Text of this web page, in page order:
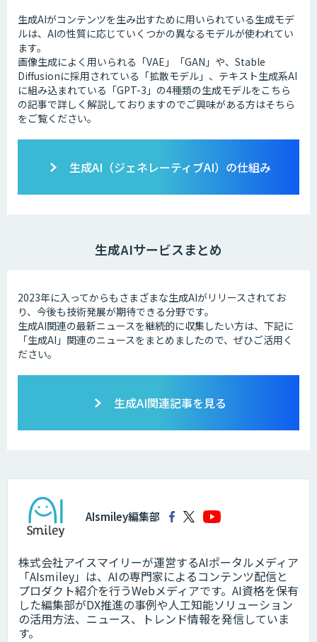
生成AIがコンテンツを生み出すために用いられている生成モデ
ルは、AIの性質に応じていくつかの異なるモデルが使われてい
ます。
画像生成によく用いられる「VAE」「GAN」や、Stable
Diffusionに採用されている「拡散モデル」、テキスト生成系AI
に組み込まれている「GPT-3」の4種類の生成モデルをこちら
の記事で詳しく解説しておりますのでご興味がある方はそちら
をご覧ください。
生成AI（ジェネレーティブAI）の仕組み
生成AIサービスまとめ
2023年に入ってからもさまざまな生成AIがリリースされてお
り、今後も技術発展が期待できる分野です。
生成AI関連の最新ニュースを継続的に収集したい方は、下記に
「生成AI」関連のニュースをまとめましたので、ぜひご活用く
ださい。
生成AI関連記事を見る
AIsmiley編集部
株式会社アイスマイリーが運営するAIポータルメディア
「AIsmiley」は、AIの専門家によるコンテンツ配信と
プロダクト紹介を行うWebメディアです。AI資格を保有
した編集部がDX推進の事例や人工知能ソリューション
の活用方法、ニュース、トレンド情報を発信していま
す。